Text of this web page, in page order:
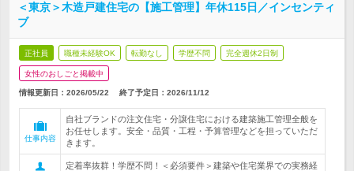
＜東京＞木造戸建住宅の【施工管理】年休115日／インセンティ
ブ
正社員 職種未経験OK 転勤なし 学歴不問 完全週休2日制
女性のおしごと掲載中
情報更新日：2026/05/22 終了予定日： 2026/11/12
仕事内容
自社ブランドの注文住宅・分譲住宅における建築施工管理全般を
お任せします。安全・品質・工程・予算管理などを担っていただ
きます。
定着率抜群！学歴不問！＜必須要件＞建築や住宅業界での実務経